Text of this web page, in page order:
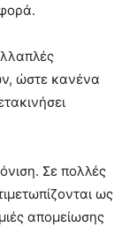
ώστε κανένα
Σε πολλές
ως
απομείωσης